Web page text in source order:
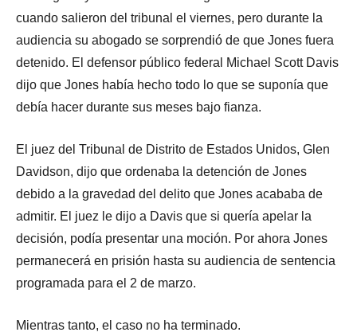
cuando salieron del tribunal el viernes, pero durante la
audiencia su abogado se sorprendió de que Jones fuera
detenido. El defensor público federal Michael Scott Davis
dijo que Jones había hecho todo lo que se suponía que
debía hacer durante sus meses bajo fianza.
El juez del Tribunal de Distrito de Estados Unidos, Glen
Davidson, dijo que ordenaba la detención de Jones
debido a la gravedad del delito que Jones acababa de
admitir. El juez le dijo a Davis que si quería apelar la
decisión, podía presentar una moción. Por ahora Jones
permanecerá en prisión hasta su audiencia de sentencia
programada para el 2 de marzo.
Mientras tanto, el caso no ha terminado.